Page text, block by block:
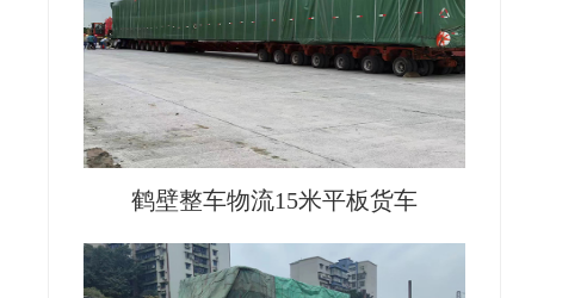
鹤壁整车物流15米平板货车